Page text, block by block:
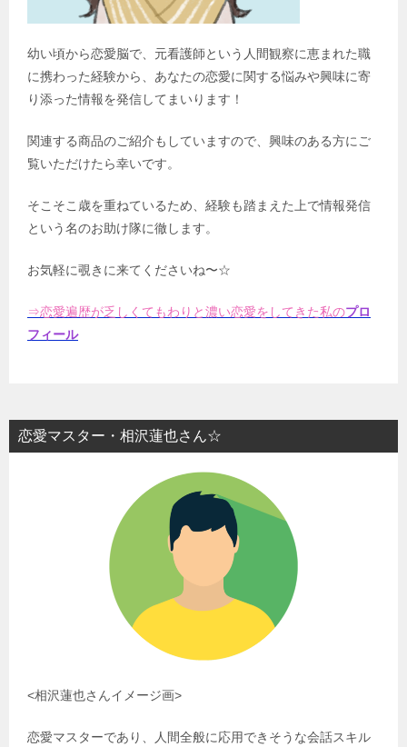
幼い頃から恋愛脳で、元看護師という人間観察に恵まれた職
に携わった経験から、あなたの恋愛に関する悩みや興味に寄
り添った情報を発信してまいります！
関連する商品のご紹介もしていますので、興味のある方にご
覧いただけたら幸いです。
そこそこ歳を重ねているため、経験も踏まえた上で情報発信
という名のお助け隊に徹します。
お気軽に覗きに来てくださいね〜☆
⇒恋愛遍歴が乏しくてもわりと濃い恋愛をしてきた私のプロ
フィール
恋愛マスター・相沢蓮也さん☆
<相沢蓮也さんイメージ画>
恋愛マスターであり、人間全般に応用できそうな会話スキル